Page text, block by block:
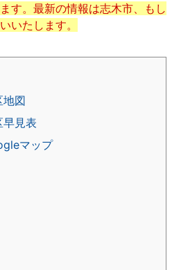
す。最新の情報は志木市、もし
いたします。
地図
見表
マップ